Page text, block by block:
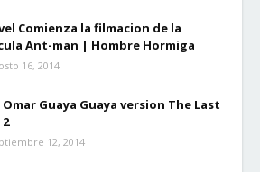
Comienza la filmacion de la
Ant-man | Hombre Hormiga
16, 2014
Omar Guaya Guaya version The Last
12, 2014